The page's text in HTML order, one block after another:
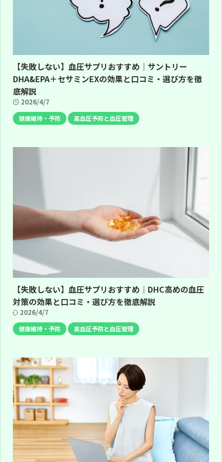
【失敗しない】血圧サプリおすすめ｜サントリー
DHA&EPA＋セサミンEXの効果と口コミ・選び方を徹
底解説
2026/4/7
健康維持・予防 高血圧予防と血圧管理
【失敗しない】血圧サプリおすすめ｜DHC高めの血圧
対策の効果と口コミ・選び方を徹底解説
2026/4/7
健康維持・予防 高血圧予防と血圧管理